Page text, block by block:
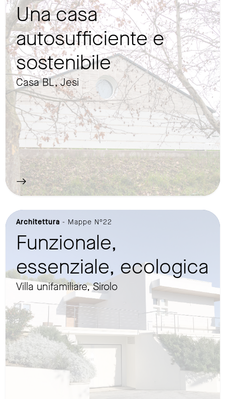
Una casa
autosufficiente e
sostenibile
Casa BL, Jesi
Architettura - Mappe N°22
Funzionale,
essenziale, ecologica
Villa unifamiliare, Sirolo